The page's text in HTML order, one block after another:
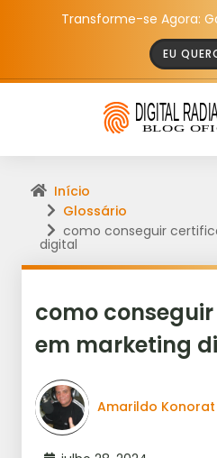
Transforme-se Agora:
EU
Início
Glossário
como conseguir
digital
como
em marketing
Amarildo Konorat